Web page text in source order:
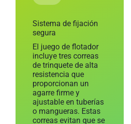
Sistema de fijación
segura
El juego de flotador
incluye tres correas
de trinquete de alta
resistencia que
proporcionan un
agarre firme y
ajustable en tuberías
o mangueras. Estas
correas evitan que se